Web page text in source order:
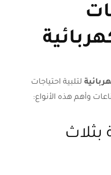
لتلبية احتياجات
وأهم هذه الأنواع: